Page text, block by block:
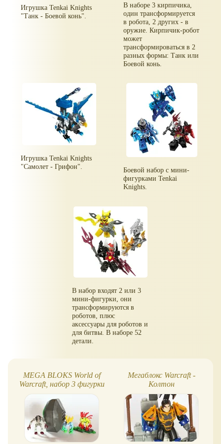
Игрушка Tenkai Knights
"Танк - Боевой конь".
В наборе 3 кирпичика,
один трансформируется
в робота, 2 других - в
оружие. Кирпичик-робот
может
трансформироваться в 2
разных формы: Танк или
Боевой конь.
Игрушка Tenkai Knights
"Самолет - Грифон".
Боевой набор с мини-
фигурками Tenkai
Knights.
В набор входят 2 или 3
мини-фигурки, они
трансформируются в
роботов, плюс
аксессуары для роботов и
для битвы. В наборе 52
детали.
MEGA BLOKS World of
Warcraft, набор 3 фигурки
Мегаблокс Warcraft -
Колтон